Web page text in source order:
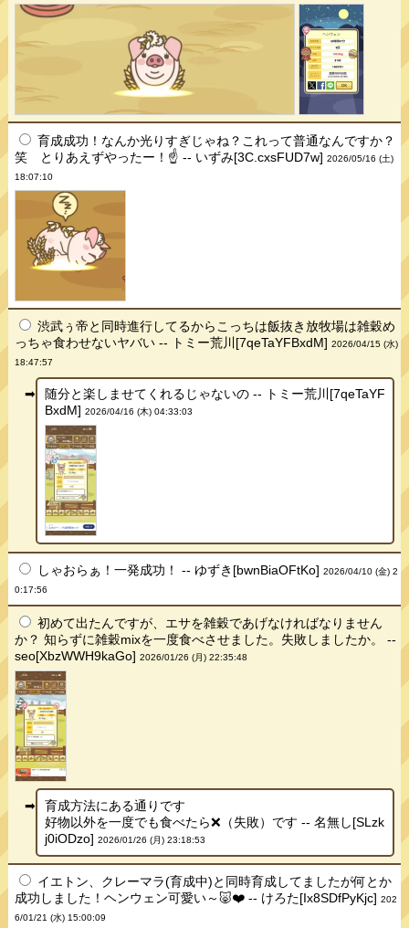
育成成功！なんか光りすぎじゃね？これって普通なんですか？
笑 とりあえずやったー！☝️ -- いずみ[3C.cxsFUD7w]2026/05/16 (土)
18:07:10
渋武ぅ帝と同時進行してるからこっちは飯抜き放牧場は雑穀め
っちゃ食わせないヤバい -- トミー荒川[7qeTaYFBxdM]2026/04/15 (水)
18:47:57
随分と楽しませてくれるじゃないの -- トミー荒川[7qeTaYF
BxdM] 2026/04/16 (木) 04:33:03
しゃおらぁ！一発成功！ -- ゆずき[bwnBiaOFtKo]2026/04/10 (金) 2
0:17:56
初めて出たんですが、エサを雑穀であげなければなりません
か？ 知らずに雑穀mixを一度食べさせました。失敗しましたか。 --
seo[XbzWWH9kaGo]2026/01/26 (月) 22:35:48
育成方法にある通りです
好物以外を一度でも食べたら❌（失敗）です -- 名無し[SLzk
j0iODzo] 2026/01/26 (月) 23:18:53
イエトン、クレーマラ(育成中)と同時育成してましたが何とか
成功しました！ヘンウェン可愛い～🐷❤️ -- けろた[Ix8SDfPyKjc]202
6/01/21 (水) 15:00:09